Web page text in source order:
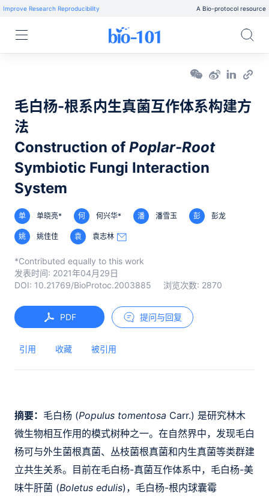
Improve Research Reproducibility A Bio-protocol resource
毛白杨-根系内生真菌互作体系构建方
法
Construction of Poplar-Root
Symbiotic Fungi Interaction
System
单 单晓亮* 何 何兴华* 潘 潘雪玉 彭 彭龙
姚 姚佳佳 袁 袁志林
*Contributed equally to this work
发表时间: 2021年04月29日
DOI: 10.21769/BioProtoc.2003885 浏览次数: 2870
PDF 提问与回复
引用 收藏 被引用
摘要： 毛白杨 (Populus tomentosa Carr.) 是研究林木
微生物相互作用的模式树种之一。在自然界中，发现毛白
杨可与外生菌根真菌、丛枝菌根真菌和内生真菌等类群建
立共生关系。目前在毛白杨-真菌互作体系中，毛白杨-美
味牛肝菌 (Boletus edulis)，毛白杨-根内球囊霉